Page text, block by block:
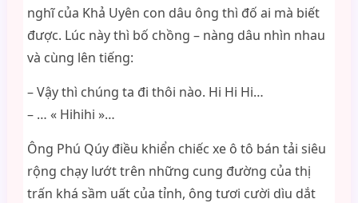
nghĩ của Khả Uyên con dâu ông thì đố ai mà biết
được. Lúc này thì bố chồng – nàng dâu nhìn nhau
và cùng lên tiếng:
– Vậy thì chúng ta đi thôi nào. Hi Hi Hi…
– … « Hihihi »…
Ông Phú Qúy điều khiển chiếc xe ô tô bán tải siêu
rộng chạy lướt trên những cung đường của thị
trấn khá sầm uất của tỉnh, ông tươi cười dìu dắt